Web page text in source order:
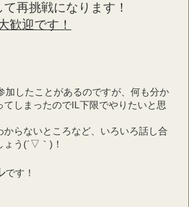
再挑戦になります！
歓迎です！
加したことがあるのですが、何も分か
てしまったのでIL下限でやりたいと思
からないところなど、いろいろ話し合
ょう(´▽｀)！
です！